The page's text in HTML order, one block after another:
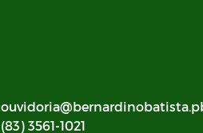
(83) 3561-1021